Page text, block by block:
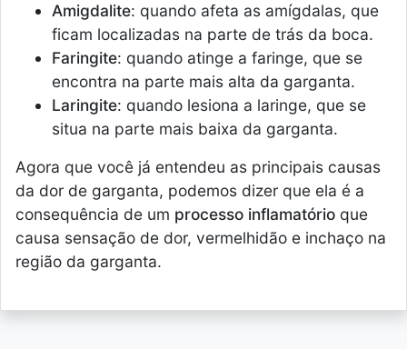
Amigdalite: quando afeta as amígdalas, que
ficam localizadas na parte de trás da boca.
Faringite: quando atinge a faringe, que se
encontra na parte mais alta da garganta.
Laringite: quando lesiona a laringe, que se
situa na parte mais baixa da garganta.
Agora que você já entendeu as principais causas
da dor de garganta, podemos dizer que ela é a
consequência de um processo inflamatório que
causa sensação de dor, vermelhidão e inchaço na
região da garganta.